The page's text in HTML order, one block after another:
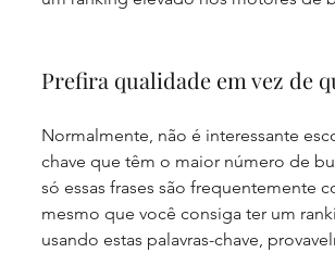
Prefira qualidade em vez de
Normalmente, não é interessante
chave que têm o maior número de
só essas frases são frequentemente
mesmo que você consiga ter um
usando estas palavras-chave,